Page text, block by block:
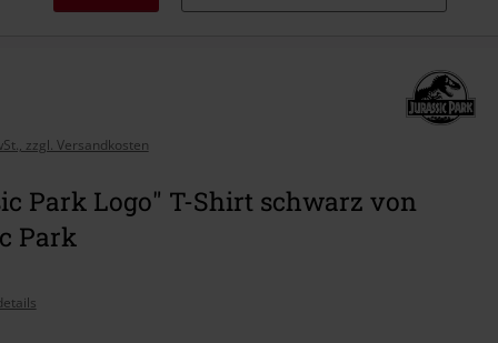
zzgl. Versandkosten
Park Logo" T-Shirt schwarz von
Park